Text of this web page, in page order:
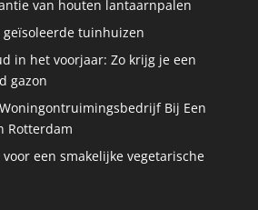
van houten lantaarnpalen
geïsoleerde tuinhuizen
in het voorjaar: Zo krijg je een
gazon
Bij Een
Rotterdam
een smakelijke vegetarische